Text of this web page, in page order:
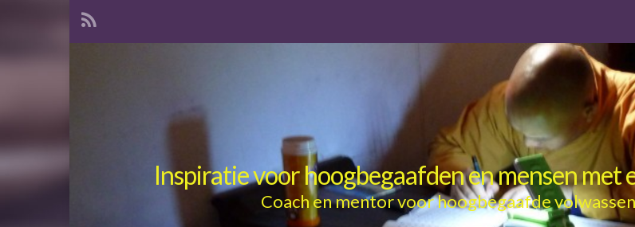
Inspiratie voor hoogbegaafden en mensen met
Coach en mentor voor hoogbegaafde